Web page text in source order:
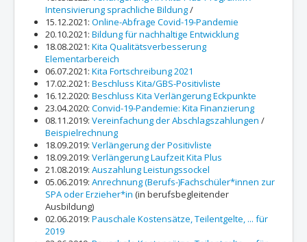
Intensivierung sprachliche Bildung/
15.12.2021: Online-Abfrage Covid-19-Pandemie
20.10.2021: Bildung für nachhaltige Entwicklung
18.08.2021: Kita Qualitätsverbesserung
Elementarbereich
06.07.2021: Kita Fortschreibung 2021
17.02.2021: Beschluss Kita/GBS-Positivliste
16.12.2020: Beschluss Kita Verlängerung Eckpunkte
23.04.2020: Convid-19-Pandemie: Kita Finanzierung
08.11.2019: Vereinfachung der Abschlagszahlungen /
Beispielrechnung
18.09.2019: Verlängerung der Positivliste
18.09.2019: Verlängerung Laufzeit Kita Plus
21.08.2019: Auszahlung Leistungssockel
05.06.2019: Anrechnung (Berufs-)Fachschüler*innen zur
SPA oder Erzieher*in (in berufsbegleitender
Ausbildung)
02.06.2019: Pauschale Kostensätze, Teilentgelte, ... für
2019